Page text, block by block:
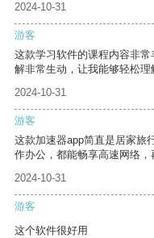
2024-10-31
游客
这款学习软件的课程内容非
解非常生动，让我能够轻松理
2024-10-31
游客
这款加速器app简直是居家旅
作办公，都能畅享高速网络，
2024-10-31
游客
这个软件很好用